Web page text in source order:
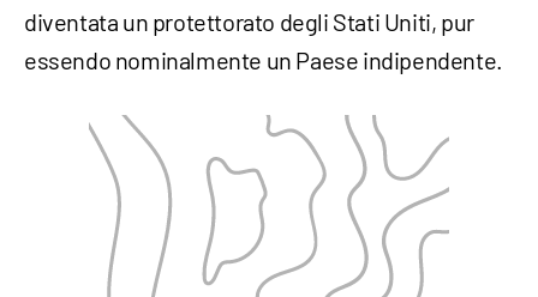
diventata un protettorato degli Stati Uniti, pur
essendo nominalmente un Paese indipendente.